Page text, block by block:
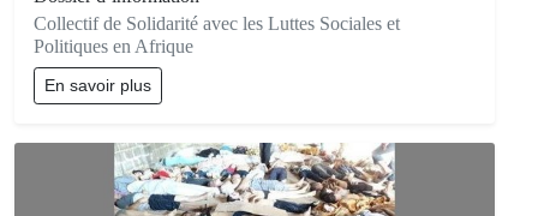
Collectif de Solidarité avec les Luttes Sociales et
Politiques en Afrique
En savoir plus